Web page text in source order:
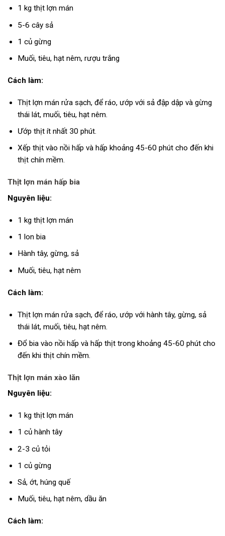
1 kg thịt lợn mán
5-6 cây sả
1 củ gừng
Muối, tiêu, hạt nêm, rượu trắng
Cách làm:
Thịt lợn mán rửa sạch, để ráo, ướp với sả đập dập và gừng
thái lát, muối, tiêu, hạt nêm.
Ướp thịt ít nhất 30 phút.
Xếp thịt vào nồi hấp và hấp khoảng 45-60 phút cho đến khi
thịt chín mềm.
Thịt lợn mán hấp bia
Nguyên liệu:
1 kg thịt lợn mán
1 lon bia
Hành tây, gừng, sả
Muối, tiêu, hạt nêm
Cách làm:
Thịt lợn mán rửa sạch, để ráo, ướp với hành tây, gừng, sả
thái lát, muối, tiêu, hạt nêm.
Đổ bia vào nồi hấp và hấp thịt trong khoảng 45-60 phút cho
đến khi thịt chín mềm.
Thịt lợn mán xào lăn
Nguyên liệu:
1 kg thịt lợn mán
1 củ hành tây
2-3 củ tỏi
1 củ gừng
Sả, ớt, húng quế
Muối, tiêu, hạt nêm, dầu ăn
Cách làm: